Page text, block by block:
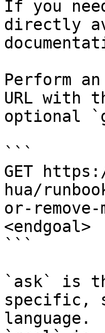
If you
directly
Perform
URL with
optional
```
GET
hua/
or-remove-
<endgoal>
```
`ask` is
specific,
language.